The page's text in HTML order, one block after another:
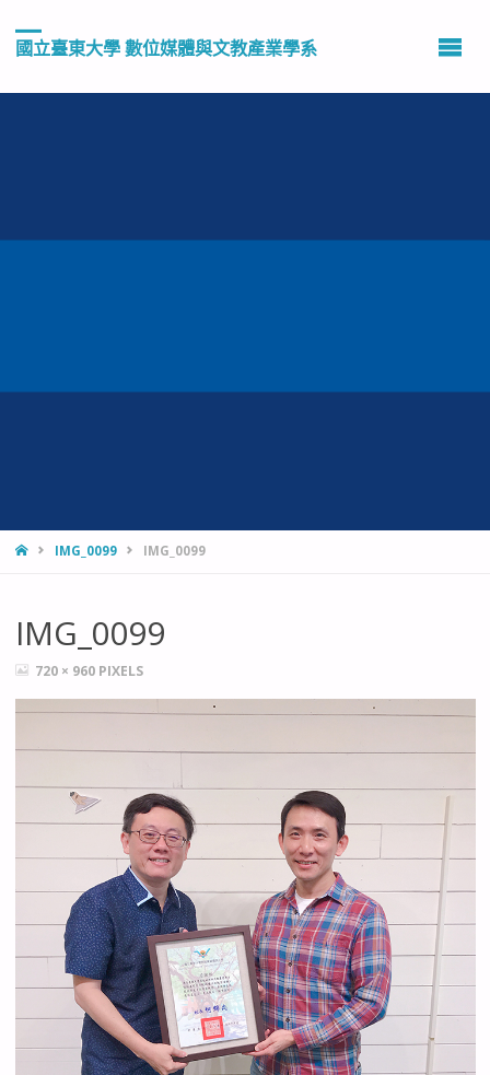
國立臺東大學 數位媒體與文教產業學系
HOMEIMG_0099 IMG_0099
IMG_0099
FULL720 × 960 PIXELS